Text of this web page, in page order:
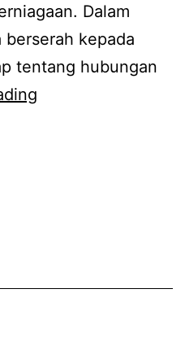
Dalam
berserah kepada
tentang hubungan
k